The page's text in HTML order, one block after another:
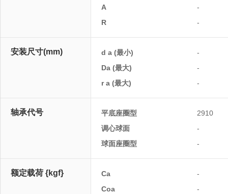
A
-
R
-
安装尺寸(mm) d a (最小)
-
Da (最大)
-
r a (最大)
-
轴承代号 平底座圈型
2910
调心球面
-
球面座圈型
-
额定载荷 {kgf} Ca
-
Coa
-